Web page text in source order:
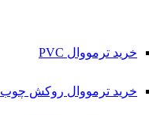
خرید ترمووال PVC
خرید ترمووال روکش چوب